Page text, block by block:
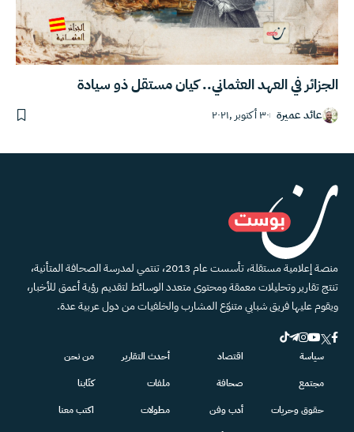
الجزائر في العهد العثماني.. كيان مستقل ذو سيادة
عائد عميرة ٣٠ أكتوبر ,٢٠٢١
منصة إعلامية مستقلة، تأسست عام 2013، تنتمي لمدرسة الصحافة المتأنية،
تنتج تقارير وتحليلات معمقة ومحتوى متعدد الوسائط لتقديم رؤية أعمق للأخبار،
ويقوم عليها فريق شبابي متنوّع المشارب والخلفيات من دول عربية عدة.
سياسة
مجتمع
حقوق وحريات
اقتصاد
صحافة
أدب وفن
أحدث التقارير
ملفات
مطولات
من نحن
كتّابنا
اكتب معنا